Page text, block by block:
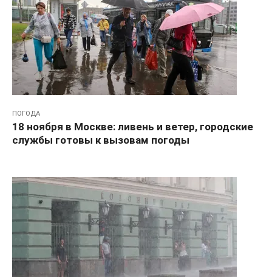
ПОГОДА
18 ноября в Москве: ливень и ветер, городские
службы готовы к вызовам погоды